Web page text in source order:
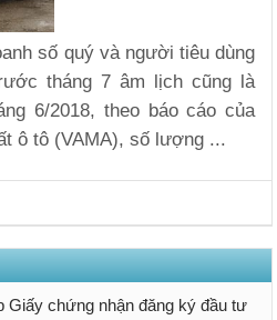
số quý và người tiêu dùng
tháng 7 âm lịch cũng là
6/2018, theo báo cáo của
ô tô (VAMA), số lượng ...
Giấy chứng nhận đăng ký đầu tư